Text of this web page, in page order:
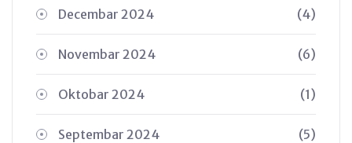
Decembar 2024 (4)
Novembar 2024 (6)
Oktobar 2024 (1)
Septembar 2024 (5)